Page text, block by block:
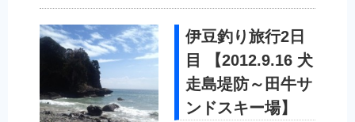
伊豆釣り旅行2日
目 【2012.9.16 犬
走島堤防～田牛サ
ンドスキー場】